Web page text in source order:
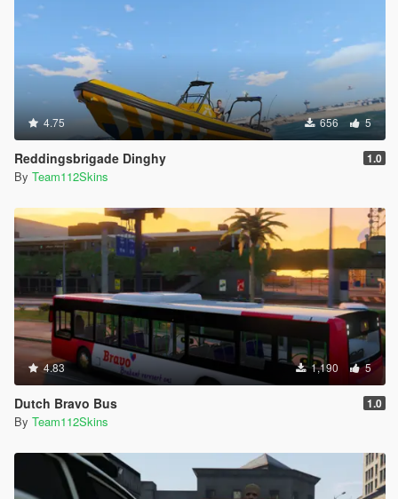
4.75 656 5
Reddingsbrigade Dinghy 1.0
By Team112Skins
4.83 1,190 5
Dutch Bravo Bus 1.0
By Team112Skins